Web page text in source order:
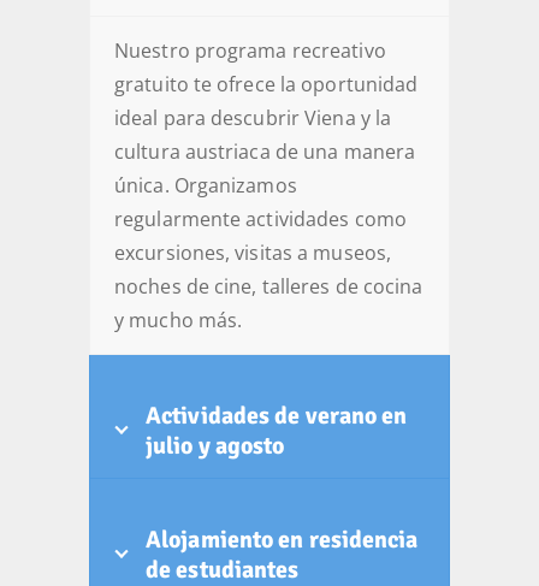
Nuestro programa recreativo
gratuito te ofrece la oportunidad
ideal para descubrir Viena y la
cultura austriaca de una manera
única. Organizamos
regularmente actividades como
excursiones, visitas a museos,
noches de cine, talleres de cocina
y mucho más.
Actividades de verano en
julio y agosto
Alojamiento en residencia
de estudiantes